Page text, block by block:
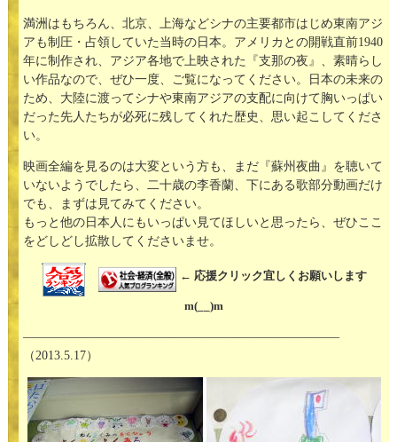
満洲はもちろん、北京、上海などシナの主要都市はじめ東南アジ
アも制圧・占領していた当時の日本。アメリカとの開戦直前1940
年に制作され、アジア各地で上映された『支那の夜』、素晴らし
い作品なので、ぜひ一度、ご覧になってください。日本の未来の
ため、大陸に渡ってシナや東南アジアの支配に向けて胸いっぱい
だった先人たちが必死に残してくれた歴史、思い起こしてくださ
い。
映画全編を見るのは大変という方も、まだ『蘇州夜曲』を聴いて
いないようでしたら、二十歳の李香蘭、下にある歌部分動画だけ
でも、まずは見てみてください。
もっと他の日本人にもいっぱい見てほしいと思ったら、ぜひここ
をどしどし拡散してくださいませ。
← 応援クリック宜しくお願いします
m(__)m
—————————————————————————–
（2013.5.17）